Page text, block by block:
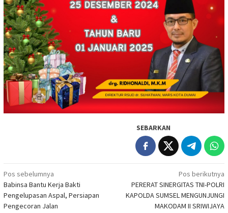
SEBARKAN
Navigasi
pos
Pos sebelumnya
Babinsa Bantu Kerja Bakti
Pengelupasan Aspal, Persiapan
Pengecoran Jalan
Pos berikutnya
PERERAT SINERGITAS TNI-POLRI
KAPOLDA SUMSEL MENGUNJUNGI
MAKODAM II SRIWIJAYA